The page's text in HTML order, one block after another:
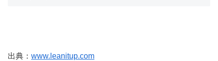
出典： www.leanitup.com